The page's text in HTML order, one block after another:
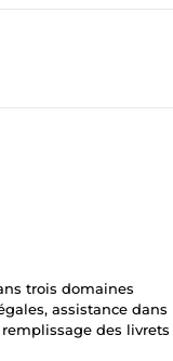
trois domaines
assistance dans
des livrets
thèse, rapport